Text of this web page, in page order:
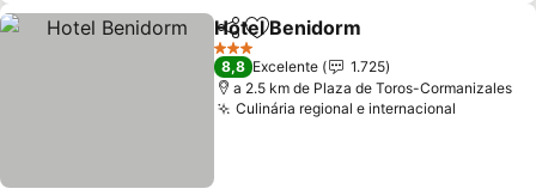
PartilharAdicionar aos favoritos
Hotel Benidorm
3 Estrelas
8,8 Excelente
1.725
a 2.5 km de Plaza de Toros-Cormanizales
Culinária regional e internacional